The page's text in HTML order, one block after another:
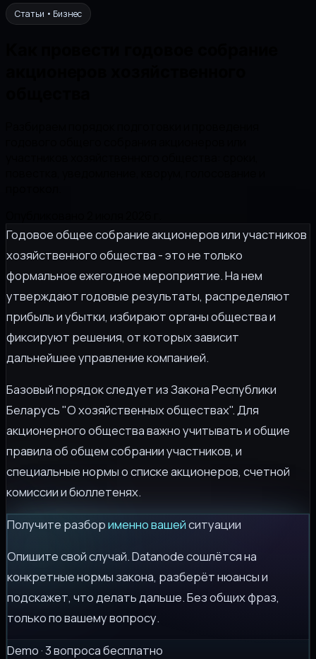
Статьи • Бизнес
Годовое общее собрание акционеров или участников
хозяйственного общества - это не только
формальное ежегодное мероприятие. На нем
утверждают годовые результаты, распределяют
прибыль и убытки, избирают органы общества и
фиксируют решения, от которых зависит
дальнейшее управление компанией.
Базовый порядок следует из Закона Республики
Беларусь "О хозяйственных обществах". Для
акционерного общества важно учитывать и общие
правила об общем собрании участников, и
специальные нормы о списке акционеров, счетной
комиссии и бюллетенях.
Получите разборименно вашейситуации
Опишите свой случай. Datanode сошлётся на
конкретные нормы закона, разберёт нюансы и
подскажет, что делать дальше. Без общих фраз,
только по вашему вопросу.
Demo · 3 вопроса бесплатно